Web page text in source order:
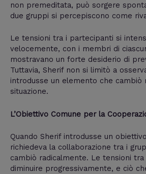
non premeditata, può sorgere
due gruppi si percepiscono come
Le tensioni tra i partecipanti si
velocemente, con i membri di
mostravano un forte desiderio di
Tuttavia, Sherif non si limitò a
introdusse un elemento che cambiò
situazione.
L’Obiettivo Comune per la
Quando Sherif introdusse un
richiedeva la collaborazione tra i
cambiò radicalmente. Le tensioni
diminuire progressivamente, e ciò